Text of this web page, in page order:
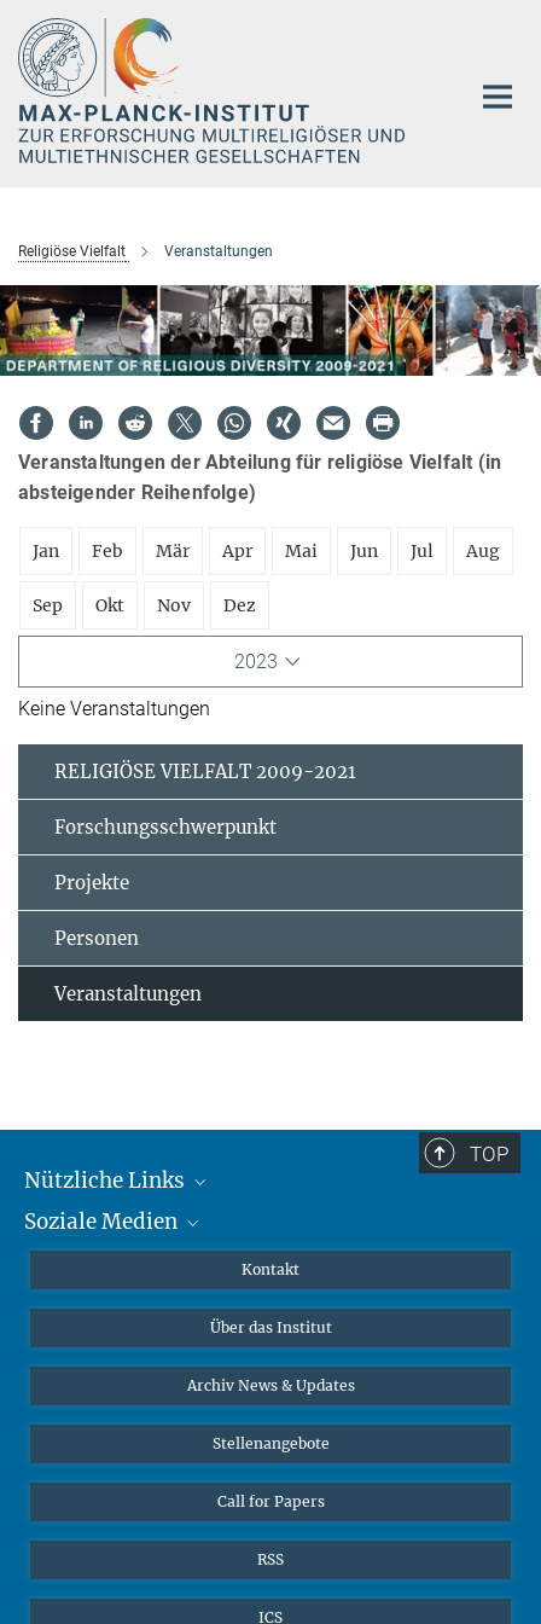
Hauptinhalt
Religiöse Vielfalt Veranstaltungen
Veranstaltungen der Abteilung für religiöse Vielfalt (in
absteigender Reihenfolge)
Jan Feb Mär Apr Mai Jun Jul Aug
Sep Okt Nov Dez
2023
Keine Veranstaltungen
RELIGIÖSE VIELFALT 2009-2021
Forschungsschwerpunkt
Projekte
Personen
Veranstaltungen
TOP
Nützliche Links
MMG Alumni Corner
Online-Vorträge
Interviews zum Thema "Diversity"
Soziale Medien
Bluesky
Kontakt
Über das Institut
Archiv News & Updates
Stellenangebote
Call for Papers
RSS
ICS